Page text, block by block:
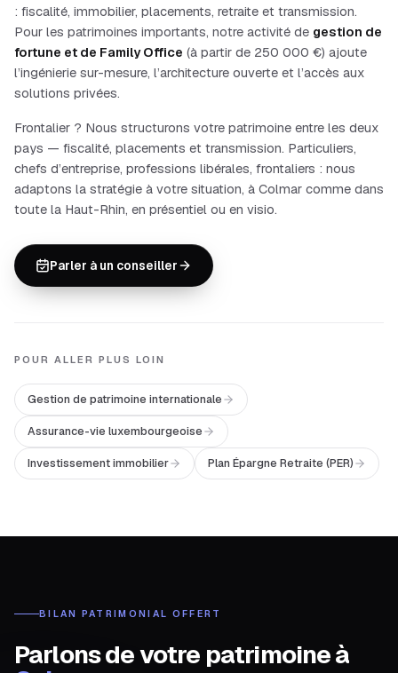
: fiscalité, immobilier, placements, retraite et transmission.
Pour les patrimoines importants, notre activité de gestion de
fortune et de Family Office (à partir de 250 000 €) ajoute
l’ingénierie sur-mesure, l’architecture ouverte et l’accès aux
solutions privées.
Frontalier ? Nous structurons votre patrimoine entre les deux
pays — fiscalité, placements et transmission. Particuliers,
chefs d’entreprise, professions libérales, frontaliers : nous
adaptons la stratégie à votre situation, à Colmar comme dans
toute la Haut-Rhin, en présentiel ou en visio.
Parler à un conseiller
POUR ALLER PLUS LOIN
Gestion de patrimoine internationale
Assurance-vie luxembourgeoise
Investissement immobilier Plan Épargne Retraite (PER)
BILAN PATRIMONIAL OFFERT
Parlons de votre patrimoine à